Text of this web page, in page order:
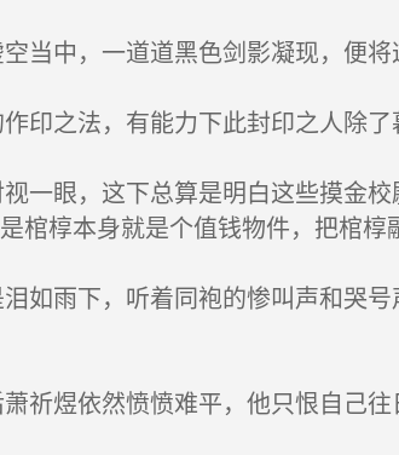
当中，一道道黑色剑影凝现，便将
印之法，有能力下此封印之人除了
一眼，这下总算是明白这些摸金
棺椁本身就是个值钱物件，把棺椁
如雨下，听着同袍的惨叫声和哭
祈煜依然愤愤难平，他只恨自己往